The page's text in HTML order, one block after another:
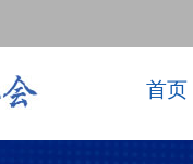
首页